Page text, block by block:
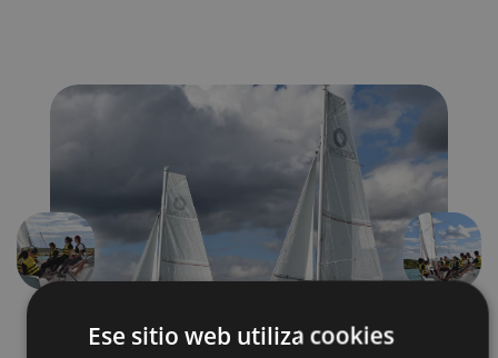
Previous Next
Ese sitio web utiliza cookies